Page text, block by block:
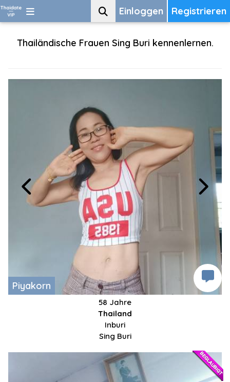
Registrieren
Einloggen
Thailändische Frauen Sing Buri kennenlernen.
Piyakorn
58 Jahre
Thailand
Inburi
Sing Buri